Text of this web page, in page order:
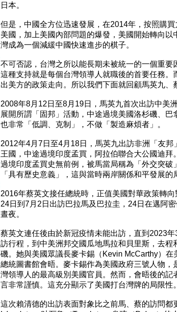
日本。
但是，中國全方位迅速發展，在2014年，按照購
美國，加上美國內部問題的爆發，美國開始轉向以
灣成為一個減緩中國快速進步的棋子。
不可否認，台灣之所以能長期未被統一的一個重要
這種支持就是每個台灣領導人就職後的首要任務。
出美方的政策走向。所以我們下面就回顧馬英九、
2008年8月12日至8月19日，馬英九首次出訪中美
展開所謂「固邦」活動，中途過境美國洛杉磯、
也非常「低調、克制」，不做「製造麻煩者」。
2012年4月7日至4月18日，馬英九出訪非洲「友
王國，中途過境印度孟買，阿拉伯聯合大公國迪拜
過境印度孟買史無前例，被馬當局稱為「外交突破
「具有歷史意義」，這與當時兩岸關係和平發展的
2016年蔡英文接任總統時，正值美國對華政策轉
24日到7月2日出訪巴拉馬及巴拉圭，24日在邁阿
晝夜。
蔡英文連任後由於新冠疫情未能出訪，直到2023
訪行程，到中美洲邦交國瓜地馬拉和貝里斯，去程
磯。她與美國眾議長麥卡錫（Kevin McCarthy）
總統圖書館會晤。麥卡錫作為美國政府三號人物，
灣領導人的最高級別美國官員。然而，會晤後的記
言非常謹慎。這充分顯示了美國打台灣牌的局限性。
這次賴清德的出訪表面對象比之前馬、蔡的訪問都